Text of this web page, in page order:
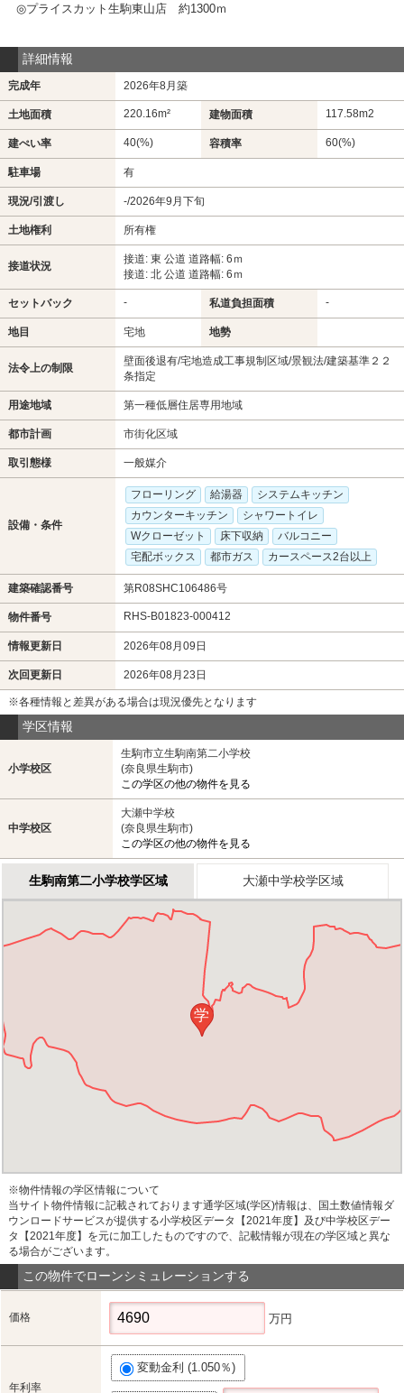
◎プライスカット生駒東山店 約1300ｍ
詳細情報
完成年 2026年8月築
土地面積 220.16m² 建物面積 117.58m2
建ぺい率 40(%) 容積率 60(%)
駐車場 有
現況/引渡し -/2026年9月下旬
土地権利 所有権
接道状況
接道: 東 公道 道路幅: 6ｍ
接道: 北 公道 道路幅: 6ｍ
セットバック - 私道負担面積 -
地目 宅地 地勢
法令上の制限
壁面後退有/宅地造成工事規制区域/景観法/建築基準２２
条指定
用途地域 第一種低層住居専用地域
都市計画 市街化区域
取引態様 一般媒介
設備・条件
フローリング 給湯器
システムキッチン
カウンターキッチン
シャワートイレ
Wクローゼット
床下収納
バルコニー
宅配ボックス
都市ガス カースペース2台以上
建築確認番号 第R08SHC106486号
物件番号 RHS-B01823-000412
情報更新日 2026年08月09日
次回更新日 2026年08月23日
※各種情報と差異がある場合は現況優先となります
学区情報
小学校区
生駒市立生駒南第二小学校
(奈良県生駒市)
この学区の他の物件を見る
中学校区
大瀬中学校
(奈良県生駒市)
この学区の他の物件を見る
生駒南第二小学校学区域 大瀬中学校学区域
学
※物件情報の学区情報について
当サイト物件情報に記載されております通学区域(学区)情報は、国土数値情報ダ
ウンロードサービスが提供する小学校区データ【2021年度】及び中学校区デー
タ【2021年度】を元に加工したものですので、記載情報が現在の学区域と異な
る場合がございます。
この物件でローンシミュレーションする
価格 万円
年利率
変動金利 (1.050％)